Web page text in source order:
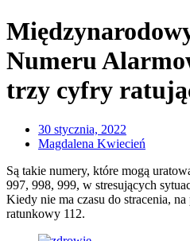
Numeru
trzy cyfry
30 stycznia, 2022
Magdalena Kwiecień
Są takie numery, które mogą
997, 998, 999, w stresujących
Kiedy nie ma czasu do stracenia,
ratunkowy 112.